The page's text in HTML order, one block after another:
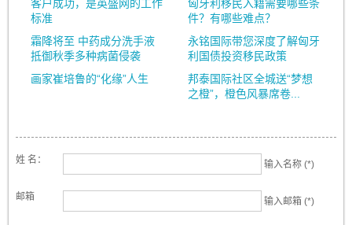
客户成功，是英盛网的工作
标准
匈牙利移民入籍需要哪些条
件？有哪些难点？
霜降将至 中药成分洗手液
抵御秋季多种病菌侵袭
永铭国际带您深度了解匈牙
利国债投资移民政策
画家崔培鲁的“化缘”人生
邦泰国际社区全城送“梦想
之橙”，橙色风暴席卷...
姓 名： 输入名称 (*)
邮箱 输入邮箱 (*)